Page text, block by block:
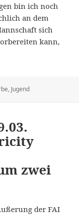
bin ich noch
an dem
sich
kann,
, Jugend
zwei
der FAI